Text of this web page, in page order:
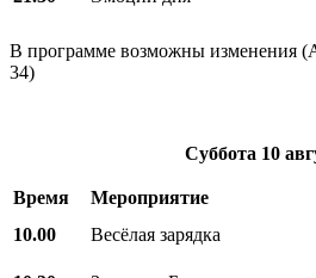
В программе возможны изменения
34)
Суббота 10
Время Мероприятие
10.00
Весёлая зарядка